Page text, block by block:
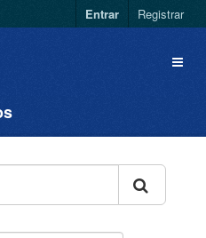
Entrar Registrar